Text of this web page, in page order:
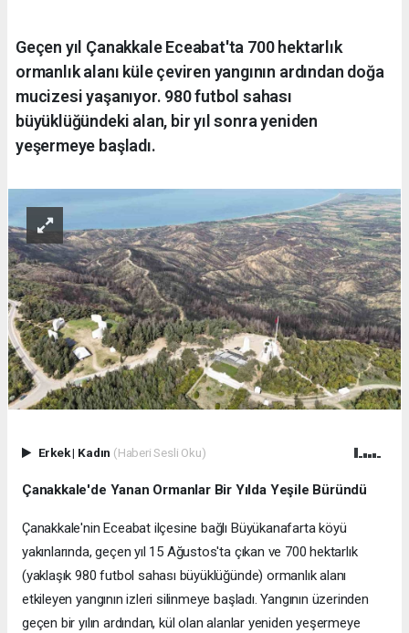
Geçen yıl Çanakkale Eceabat'ta 700 hektarlık
ormanlık alanı küle çeviren yangının ardından doğa
mucizesi yaşanıyor. 980 futbol sahası
büyüklüğündeki alan, bir yıl sonra yeniden
yeşermeye başladı.
Erkek| Kadın (Haberi Sesli Oku)
Çanakkale'de Yanan Ormanlar Bir Yılda Yeşile Büründü
Çanakkale'nin Eceabat ilçesine bağlı Büyükanafarta köyü
yakınlarında, geçen yıl 15 Ağustos'ta çıkan ve 700 hektarlık
(yaklaşık 980 futbol sahası büyüklüğünde) ormanlık alanı
etkileyen yangının izleri silinmeye başladı. Yangının üzerinden
geçen bir yılın ardından, kül olan alanlar yeniden yeşermeye